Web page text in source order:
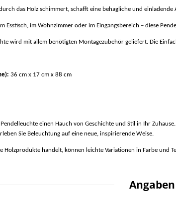
das Holz schimmert, schafft eine behagliche und
Esstisch, im Wohnzimmer oder im Eingangsbereich – diese
wird mit allem benötigten Montagezubehör geliefert. Die
36 cm x 17 cm x 88 cm
einen Hauch von Geschichte und Stil in Ihr
Sie Beleuchtung auf eine neue, inspirierende Weise.
Holzprodukte handelt, können leichte Variationen in Farbe und